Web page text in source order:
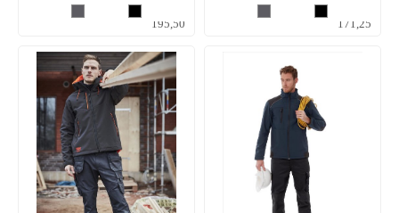
195,50
171,25